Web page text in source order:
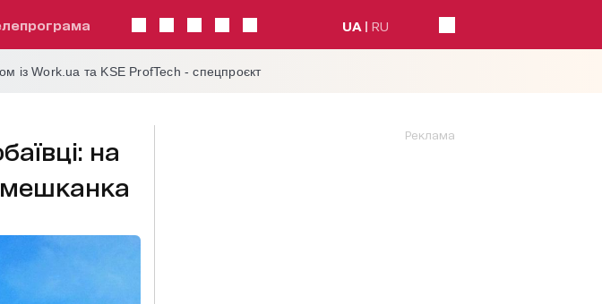
UA RU
із Work.ua та KSE ProfTech - спецпроєкт
на
мешканка
Реклама